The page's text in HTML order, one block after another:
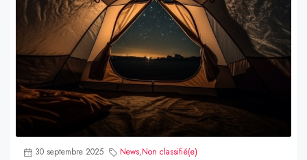
30 septembre 2025 News,Non classifié(e)